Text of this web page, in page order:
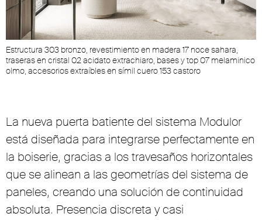
Estructura 303 bronzo, revestimiento en madera 17 noce sahara,
traseras en cristal 02 acidato extrachiaro, bases y top 07 melaminico
olmo, accesorios extraíbles en símil cuero 153 castoro
La nueva puerta batiente del sistema Modulor
está diseñada para integrarse perfectamente en
la boiserie, gracias a los travesaños horizontales
que se alinean a las geometrías del sistema de
paneles, creando una solución de continuidad
absoluta. Presencia discreta y casi